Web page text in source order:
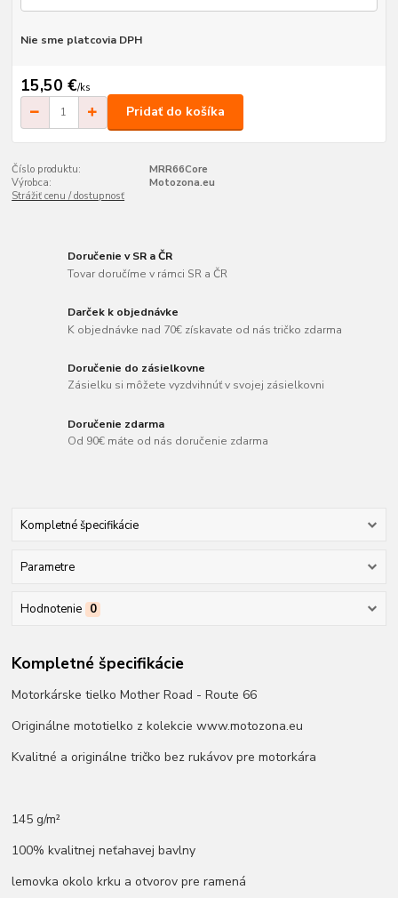
Nie sme platcovia DPH
15,50 €/ks
Pridať do košíka
Číslo produktu:
MRR66Core
Výrobca:
Motozona.eu
Strážiť cenu / dostupnosť
Doručenie v SR a ČR
Tovar doručíme v rámci SR a ČR
Darček k objednávke
K objednávke nad 70€ získavate od nás tričko zdarma
Doručenie do zásielkovne
Zásielku si môžete vyzdvihnúť v svojej zásielkovni
Doručenie zdarma
Od 90€ máte od nás doručenie zdarma
Kompletné špecifikácie
Parametre
Hodnotenie 0
Kompletné špecifikácie
Motorkárske tielko Mother Road - Route 66
Originálne mototielko z kolekcie www.motozona.eu
Kvalitné a originálne tričko bez rukávov pre motorkára
145 g/m²
100% kvalitnej neťahavej bavlny
lemovka okolo krku a otvorov pre ramená